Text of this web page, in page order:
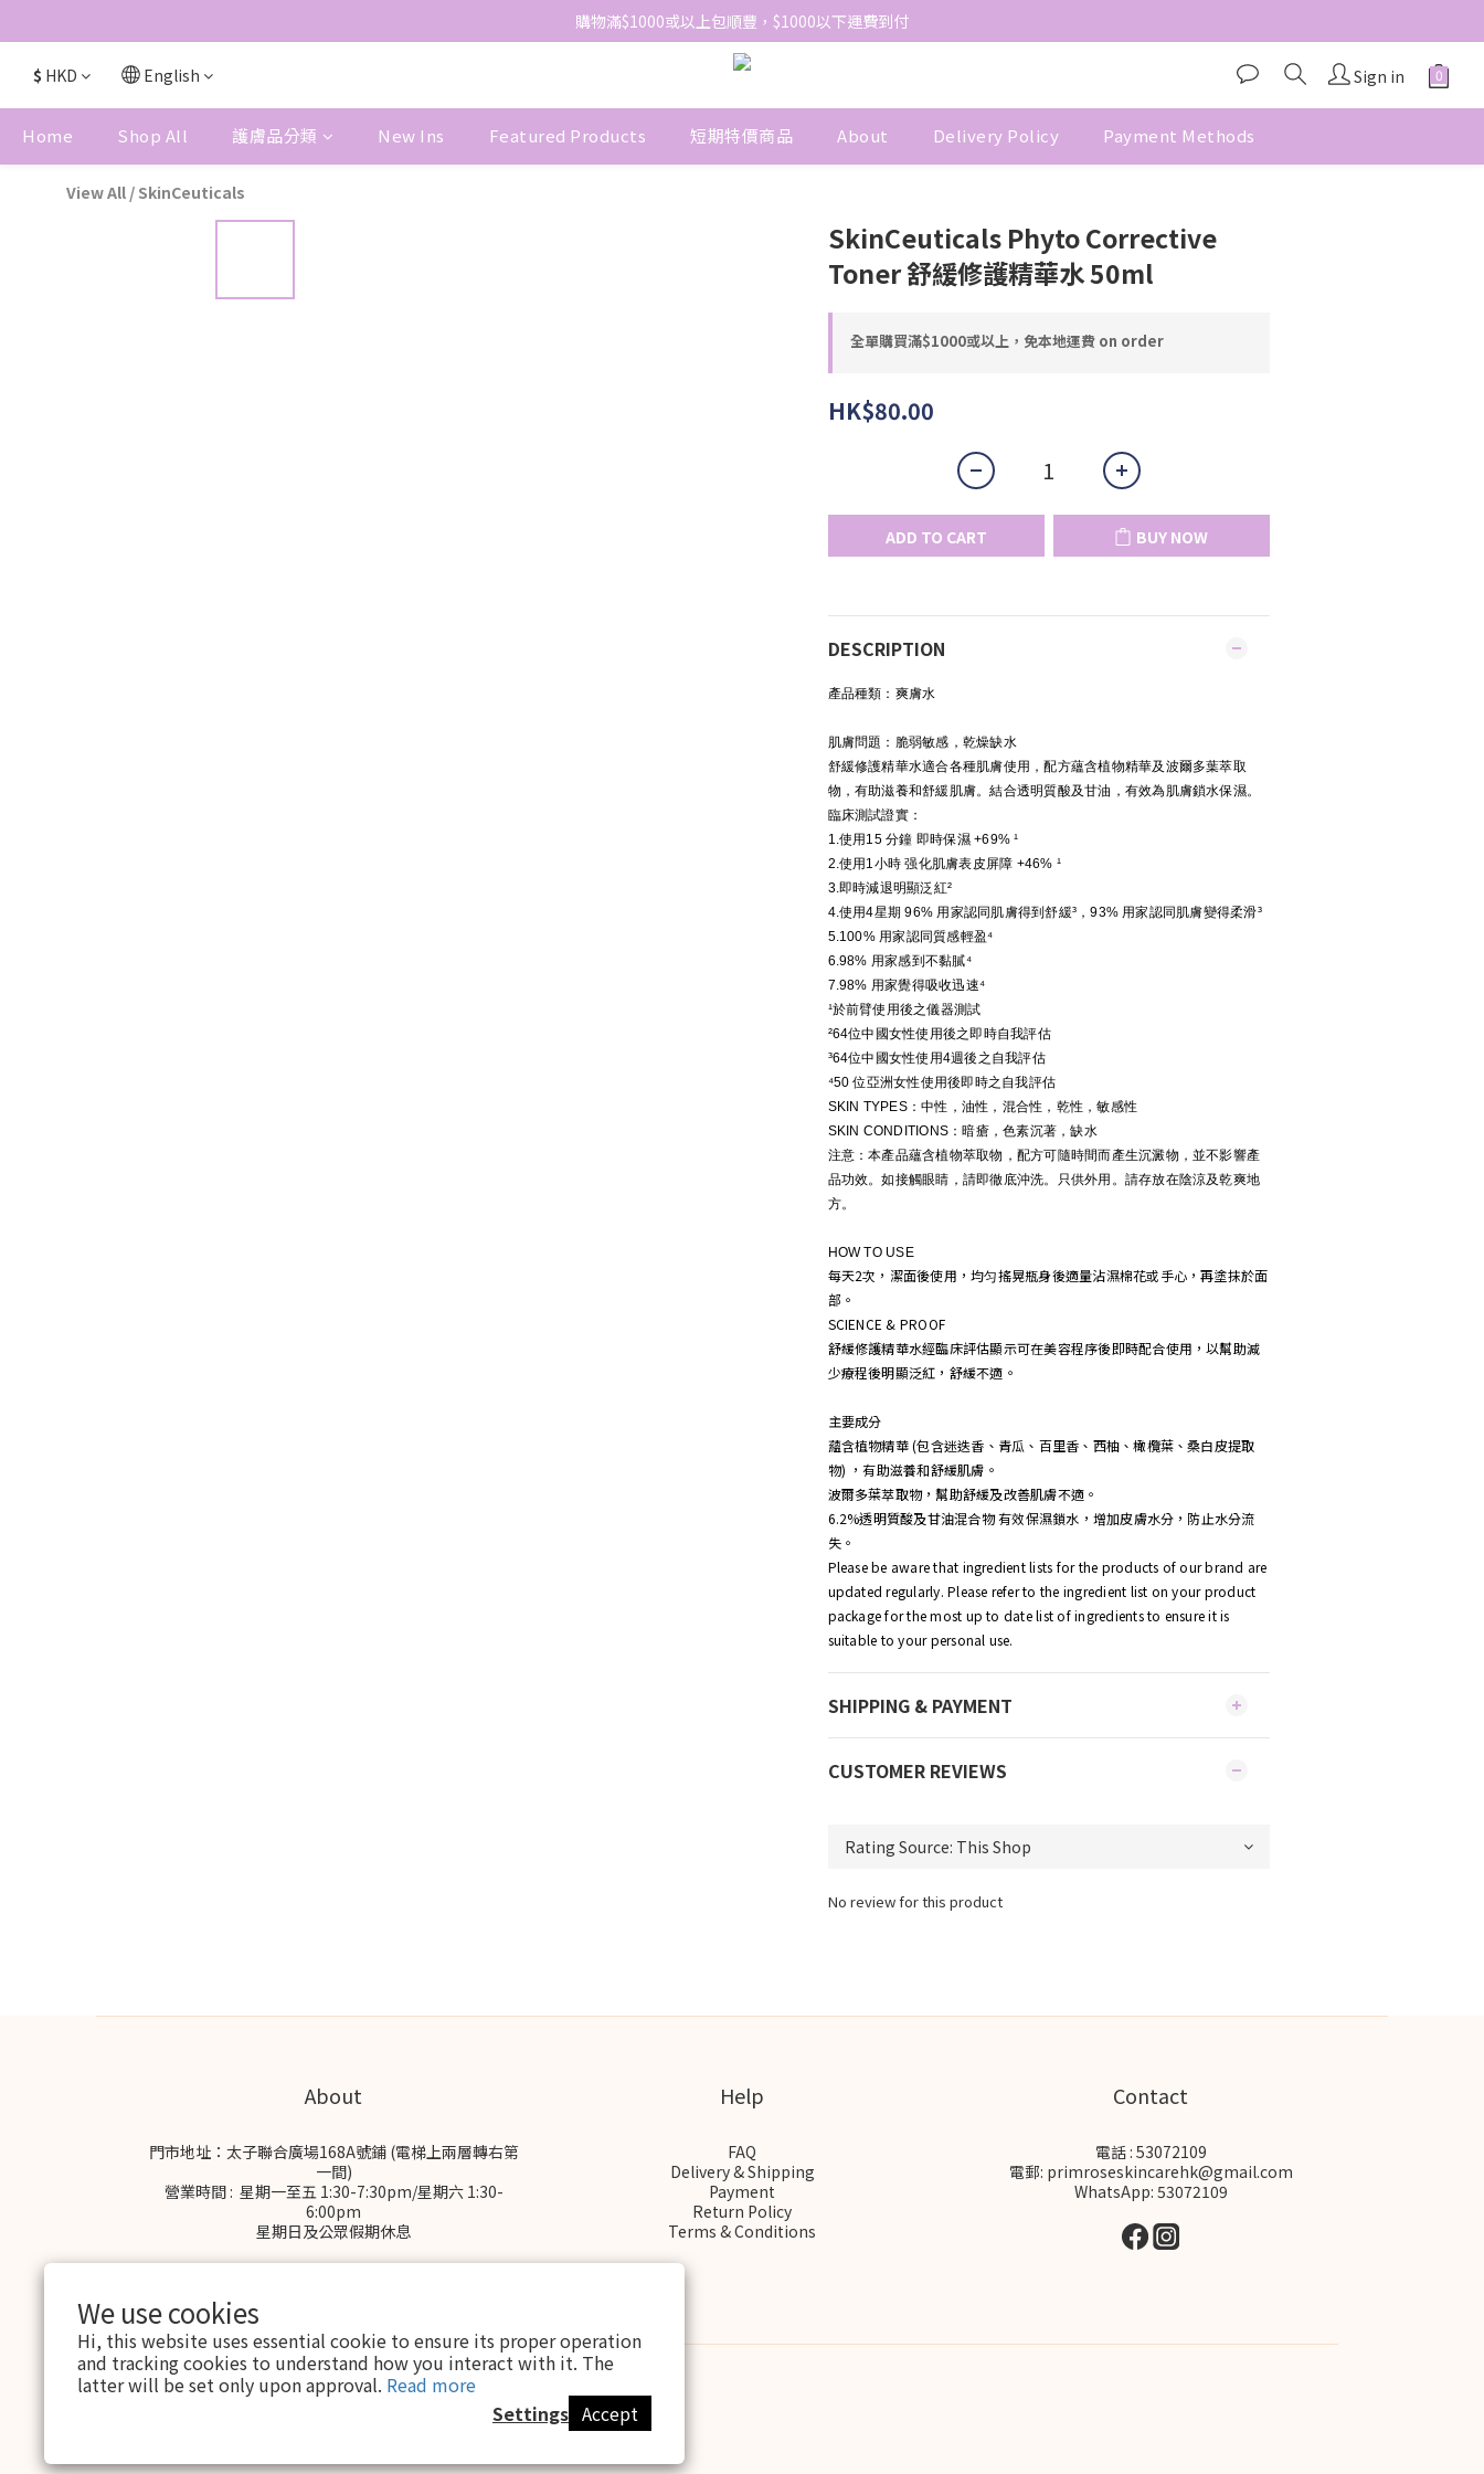
We use cookies
Hi, this website uses essential cookie to ensure its proper operation
and tracking cookies to understand how you interact with it. The
latter will be set only upon approval. Read more
Settings Accept
網站免費登記會員，會員優惠價於結帳時自動扣減
購物滿$1000或以上包順豐，$1000以下運費到付
網站免費登記會員，會員優惠價於結帳時自動扣減
$ HKD English Sign in
Home Shop All 護膚品分類 New Ins Featured Products 短期特價商品 About Delivery Policy Payment Methods
View All / SkinCeuticals
SkinCeuticals Phyto Corrective
Toner 舒緩修護精華水 50ml
全單購買滿$1000或以上，免本地運費 on order
HK$80.00
ADD TO CART BUY NOW
DESCRIPTION
產品種類：爽膚水
肌膚問題：脆弱敏感，乾燥缺水
舒緩修護精華水適合各種肌膚使用，配方蘊含植物精華及波爾多葉萃取
物，有助滋養和舒緩肌膚。結合透明質酸及甘油，有效為肌膚鎖水保濕。
臨床測試證實：
1.使用15 分鐘 即時保濕 +69% ¹
2.使用1小時 强化肌膚表皮屏障 +46% ¹
3.即時減退明顯泛紅²
4.使用4星期 96% 用家認同肌膚得到舒緩³，93% 用家認同肌膚變得柔滑³
5.100% 用家認同質感輕盈⁴
6.98% 用家感到不黏膩⁴
7.98% 用家覺得吸收迅速⁴
¹於前臂使用後之儀器測試
²64位中國女性使用後之即時自我評估
³64位中國女性使用4週後之自我評估
⁴50 位亞洲女性使用後即時之自我評估
SKIN TYPES：中性，油性，混合性，乾性，敏感性
SKIN CONDITIONS：暗瘡，色素沉著，缺水
注意：本產品蘊含植物萃取物，配方可隨時間而產生沉澱物，並不影響產
品功效。如接觸眼睛，請即徹底沖洗。只供外用。請存放在陰涼及乾爽地
方。
HOW TO USE
每天2次，潔面後使用，均匀搖晃瓶身後適量沾濕棉花或手心，再塗抹於面
部。
SCIENCE & PROOF
舒緩修護精華水經臨床評估顯示可在美容程序後即時配合使用，以幫助減
少療程後明顯泛紅，舒緩不適。
主要成分
蘊含植物精華 (包含迷迭香、青瓜、百里香、西柚、橄欖葉、桑白皮提取
物) ，有助滋養和舒緩肌膚。
波爾多葉萃取物，幫助舒緩及改善肌膚不適。
6.2%透明質酸及甘油混合物 有效保濕鎖水，增加皮膚水分，防止水分流
失。
Please be aware that ingredient lists for the products of our brand are
updated regularly. Please refer to the ingredient list on your product
package for the most up to date list of ingredients to ensure it is
suitable to your personal use.
SHIPPING & PAYMENT
CUSTOMER REVIEWS
No review for this product
About
門市地址：太子聯合廣場168A號鋪 (電梯上兩層轉右第
一間)
營業時間 : 星期一至五 1:30-7:30pm/星期六 1:30-
6:00pm
星期日及公眾假期休息
Help
FAQ
Delivery & Shipping
Payment
Return Policy
Terms & Conditions
Contact
電話 : 53072109
電郵: primroseskincarehk@gmail.com
WhatsApp: 53072109
$ HKD English